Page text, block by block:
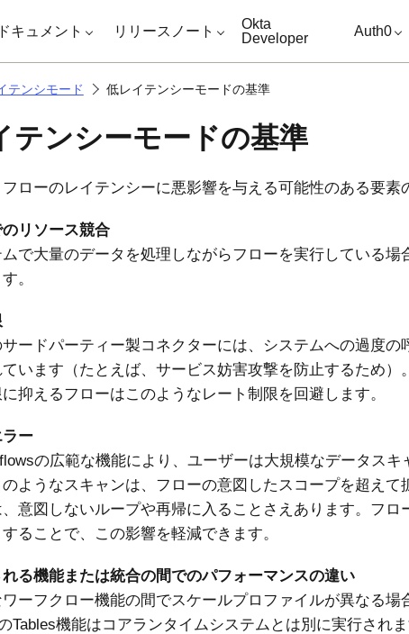
ップ
ドキュメント リリースノート
Okta
Developer
Auth0
テンシモード 低レイテンシーモードの基準
テンシーモードの基準
ローのレイテンシーに悪影響を与える可能性のある要素
リソース競合
で大量のデータを処理しながらフローを実行している
。
ードパーティー製コネクターには、システムへの過度の
います（たとえば、サービス妨害攻撃を防止するため）
抑えるフローはこのようなレート制限を回避します。
ラー
の広範な機能により、ユーザーは大規模なデータス
ようなスキャンは、フローの意図したスコープを超え
意図しないループや再帰に入ることさえあります。フロ
ることで、この影響を軽減できます。
る機能または統合の間でのパフォーマンスの違い
ーフクロー機能の間でスケールプロファイルが異なる場
Tables機能はコアランタイムシステムとは別に実行され